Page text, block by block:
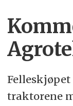
traktorene